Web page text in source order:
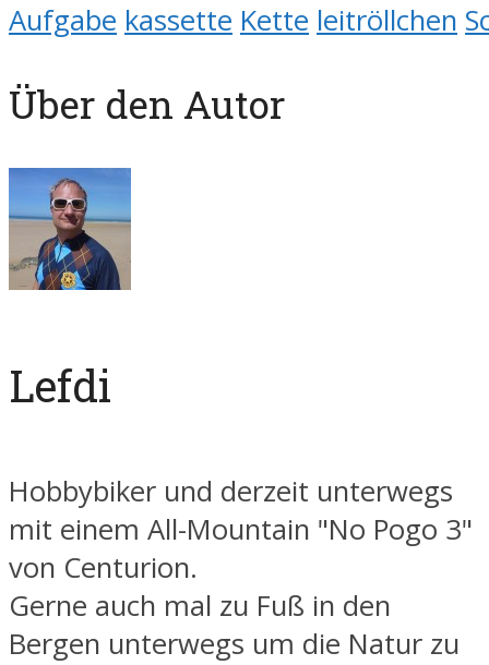
Aufgabe kassette Kette leitröllchen
Über den Autor
Lefdi
Hobbybiker und derzeit unterwegs
mit einem All-Mountain "No Pogo 3"
von Centurion.
Gerne auch mal zu Fuß in den
Bergen unterwegs um die Natur zu